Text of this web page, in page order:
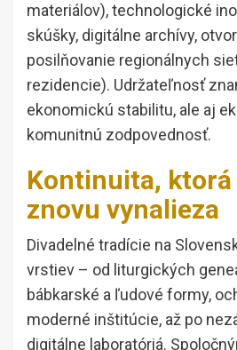
materiálov), technologické
skúšky, digitálne archívy,
posilňovanie regionálnych
rezidencie). Udržateľnosť
ekonomickú stabilitu, ale aj
komunitnú zodpovednosť.
Kontinuita, ktorá
znovu vynalieza
Divadelné tradície na
vrstiev – od liturgických
bábkarské a ľudové formy,
moderné inštitúcie, až po
digitálne laboratóriá.